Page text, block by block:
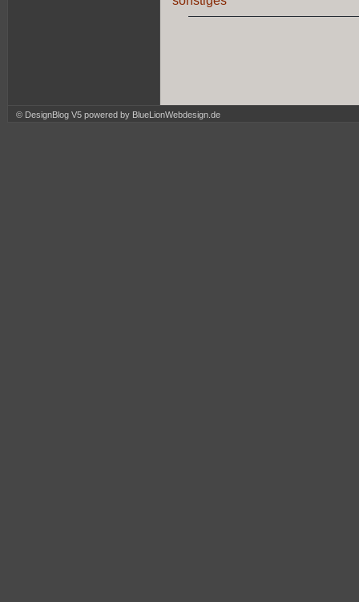
© DesignBlog V5 powered by BlueLionWebdesign.de